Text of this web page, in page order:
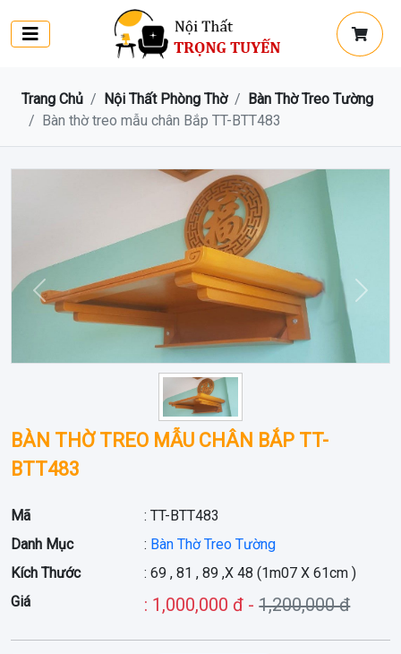
Trang Chủ Nội Thất Phòng Thờ
Bàn Thờ Treo Tường
Bàn thờ treo mẫu chân Bắp TT-BTT483
Trước Sau
BÀN THỜ TREO MẪU CHÂN BẮP TT-
BTT483
Mã
: TT-BTT483
Danh Mục
: Bàn Thờ Treo Tường
Kích Thước
: 69 , 81 , 89 ,X 48 (1m07 X 61cm )
Giá
: 1,000,000 đ -1,200,000 đ